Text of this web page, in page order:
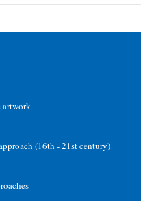
artwork
(16th - 21st century)